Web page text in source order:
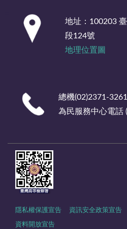
地址：100203
段124號
地理位置圖
總機(02)2371-3261
為民服務中心電話
隱私權保護宣告 資訊安全政策宣告
資料開放宣告